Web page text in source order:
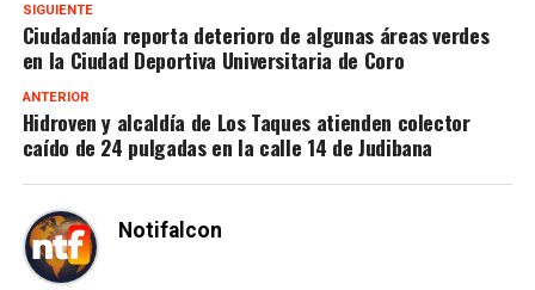
SIGUIENTE
Ciudadanía reporta deterioro de algunas áreas verdes
en la Ciudad Deportiva Universitaria de Coro
ANTERIOR
Hidroven y alcaldía de Los Taques atienden colector
caído de 24 pulgadas en la calle 14 de Judibana
Notifalcon